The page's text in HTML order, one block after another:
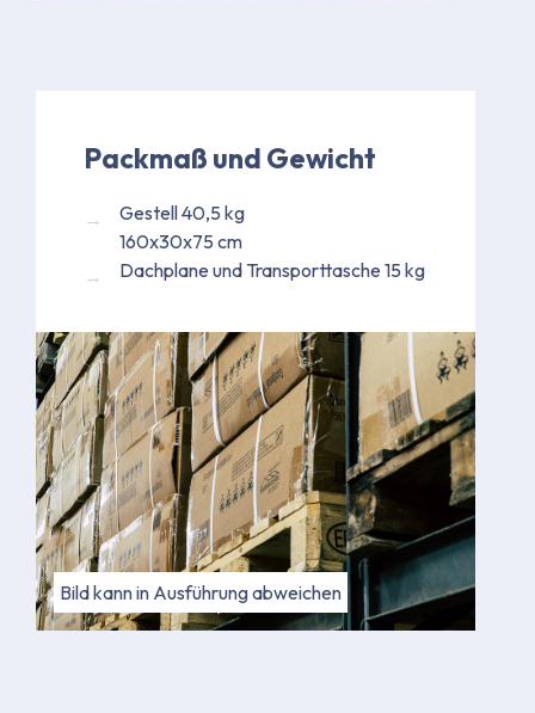
Packmaß und Gewicht
Gestell 40,5 kg
160x30x75 cm
Dachplane und Transporttasche 15 kg
Bild kann in Ausführung abweichen